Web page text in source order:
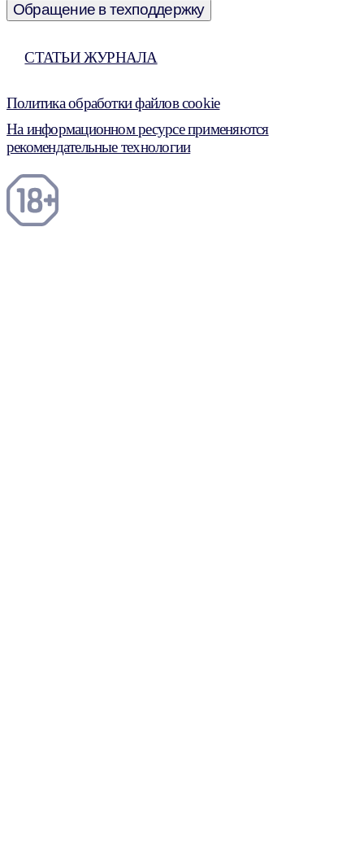
Обращение в техподдержку
СТАТЬИ ЖУРНАЛА
Политика обработки файлов cookie
На информационном ресурсе применяются
рекомендательные технологии